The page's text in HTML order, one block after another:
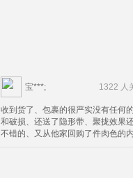
宝***; 1322 人
收到货了、包裹的很严实没有任何
和破损、还送了隐形带、聚拢效果
不错的、又从他家回购了件肉色的